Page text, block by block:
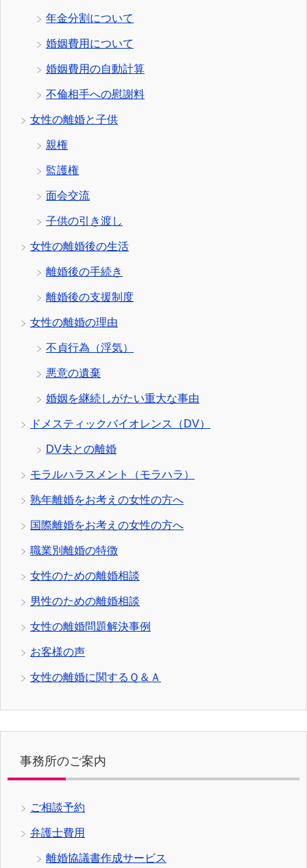
年金分割について
婚姻費用について
婚姻費用の自動計算
不倫相手への慰謝料
女性の離婚と子供
親権
監護権
面会交流
子供の引き渡し
女性の離婚後の生活
離婚後の手続き
離婚後の支援制度
女性の離婚の理由
不貞行為（浮気）
悪意の遺棄
婚姻を継続しがたい重大な事由
ドメスティックバイオレンス（DV）
DV夫との離婚
モラルハラスメント（モラハラ）
熟年離婚をお考えの女性の方へ
国際離婚をお考えの女性の方へ
職業別離婚の特徴
女性のための離婚相談
男性のための離婚相談
女性の離婚問題解決事例
お客様の声
女性の離婚に関するＱ＆Ａ
事務所のご案内
ご相談予約
弁護士費用
離婚協議書作成サービス